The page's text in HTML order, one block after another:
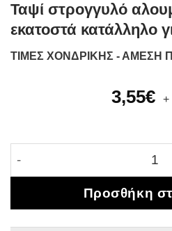
Ταψί στρογγυλό
εκατοστά κατάλληλο
ΤΙΜΕΣ ΧΟΝΔΡΙΚΗΣ - ΑΜΕΣΗ
3,55€ +
Ταψί στρογγυλό
Προσθήκη